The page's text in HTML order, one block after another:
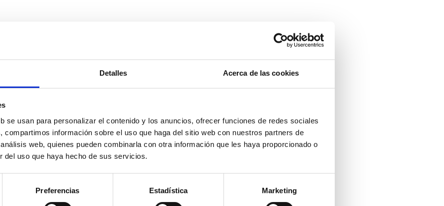
Detalles Acerca de las cookies
se usan para personalizar el contenido y los anuncios, ofrecer funciones de redes sociales
compartimos información sobre el uso que haga del sitio web con nuestros partners de
web, quienes pueden combinarla con otra información que les haya proporcionado o
del uso que haya hecho de sus servicios.
Preferencias Estadística Marketing